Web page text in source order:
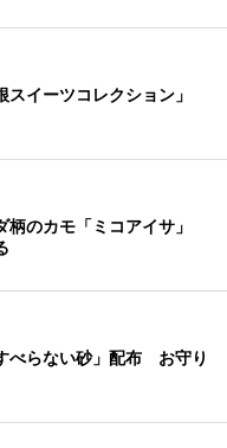
スイーツコレクション」
柄のカモ「ミコアイサ」
べらない砂」配布 お守り